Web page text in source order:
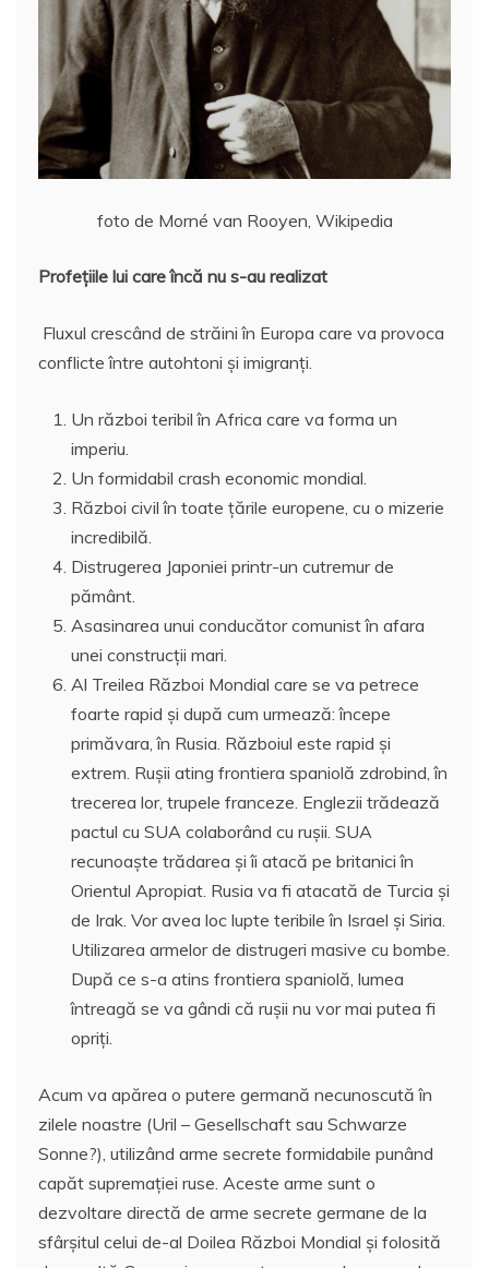
foto de Morné van Rooyen, Wikipedia
Profeţiile lui care încă nu s-au realizat
Fluxul crescând de străini în Europa care va provoca
conflicte între autohtoni şi imigranţi.
Un război teribil în Africa care va forma un
imperiu.
Un formidabil crash economic mondial.
Război civil în toate ţările europene, cu o mizerie
incredibilă.
Distrugerea Japoniei printr-un cutremur de
pământ.
Asasinarea unui conducător comunist în afara
unei construcţii mari.
Al Treilea Război Mondial care se va petrece
foarte rapid şi după cum urmează: începe
primăvara, în Rusia. Războiul este rapid şi
extrem. Ruşii ating frontiera spaniolă zdrobind, în
trecerea lor, trupele franceze. Englezii trădează
pactul cu SUA colaborând cu ruşii. SUA
recunoaşte trădarea şi îi atacă pe britanici în
Orientul Apropiat. Rusia va fi atacată de Turcia şi
de Irak. Vor avea loc lupte teribile în Israel şi Siria.
Utilizarea armelor de distrugeri masive cu bombe.
După ce s-a atins frontiera spaniolă, lumea
întreagă se va gândi că ruşii nu vor mai putea fi
opriţi.
Acum va apărea o putere germană necunoscută în
zilele noastre (Uril – Gesellschaft sau Schwarze
Sonne?), utilizând arme secrete formidabile punând
capăt supremaţiei ruse. Aceste arme sunt o
dezvoltare directă de arme secrete germane de la
sfârşitul celui de-al Doilea Război Mondial şi folosită